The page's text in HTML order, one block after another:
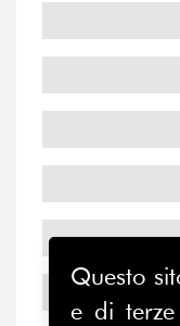
Questo
e di